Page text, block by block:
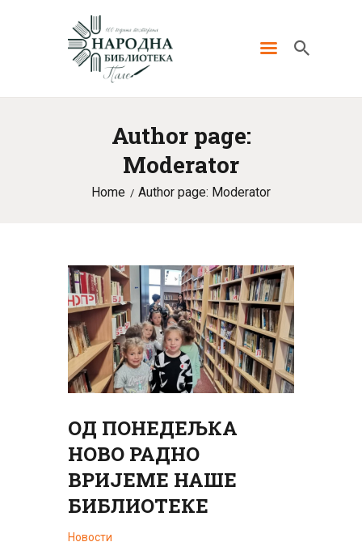
Author page:
Moderator
Home Author page: Moderator
О НАМА
НОВОСТИ
КОНТАКТ
ОД ПОНЕДЕЉКА
НОВО РАДНО
ВРИЈЕМЕ НАШЕ
БИБЛИОТЕКЕ
Новости